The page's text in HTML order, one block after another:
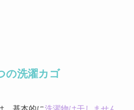
の洗濯カゴ